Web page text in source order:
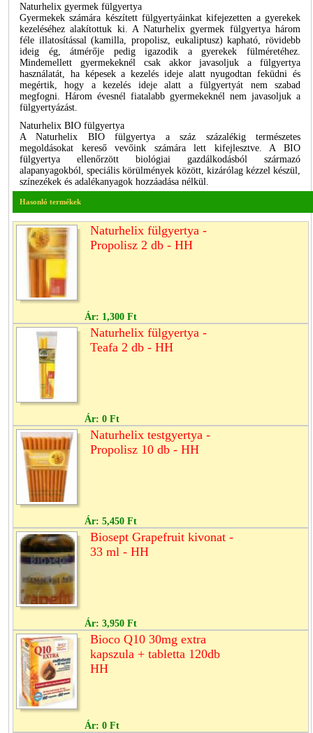
Naturhelix gyermek fülgyertya
Gyermekek számára készített fülgyertyáinkat kifejezetten a gyerekek
kezeléséhez alakítottuk ki. A Naturhelix gyermek fülgyertya három
féle illatosítással (kamilla, propolisz, eukaliptusz) kapható, rövidebb
ideig ég, átmérője pedig igazodik a gyerekek fülméretéhez.
Mindemellett gyermekeknél csak akkor javasoljuk a fülgyertya
használatát, ha képesek a kezelés ideje alatt nyugodtan feküdni és
megértik, hogy a kezelés ideje alatt a fülgyertyát nem szabad
megfogni. Három évesnél fiatalabb gyermekeknél nem javasoljuk a
fülgyertyázást.
Naturhelix BIO fülgyertya
A Naturhelix BIO fülgyertya a száz százalékig természetes
megoldásokat kereső vevőink számára lett kifejlesztve. A BIO
fülgyertya ellenőrzött biológiai gazdálkodásból származó
alapanyagokból, speciális körülmények között, kizárólag kézzel készül,
színezékek és adalékanyagok hozzáadása nélkül.
Hasonló termékek
Naturhelix fülgyertya -
Propolisz 2 db - HH
Ár: 1,300 Ft
Naturhelix fülgyertya -
Teafa 2 db - HH
Ár: 0 Ft
Naturhelix testgyertya -
Propolisz 10 db - HH
Ár: 5,450 Ft
Biosept Grapefruit kivonat -
33 ml - HH
Ár: 3,950 Ft
Bioco Q10 30mg extra
kapszula + tabletta 120db
HH
Ár: 0 Ft